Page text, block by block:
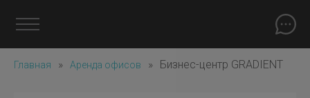
Главная » Аренда офисов » Бизнес-центр GRADIENT